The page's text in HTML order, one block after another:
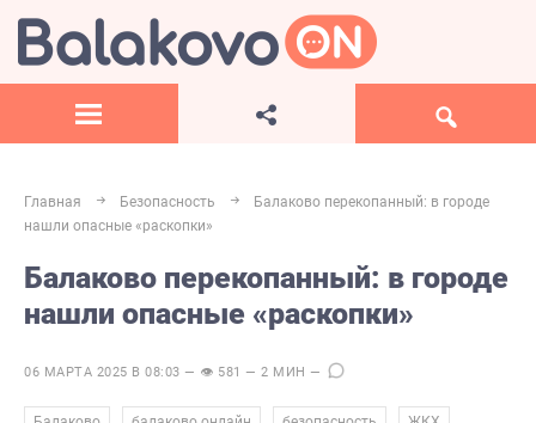
Главная Безопасность
Балаково перекопанный: в городе
нашли опасные «раскопки»
Балаково перекопанный: в городе
нашли опасные «раскопки»
06 МАРТА 2025 В 08:03 — 👁 581 — 2 МИН —